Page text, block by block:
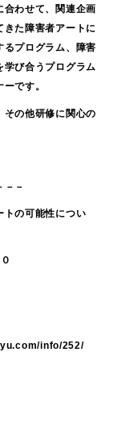
合わせて、関連企画
きた障害者アートに
るプログラム、障害
学び合うプログラム
です。
その他研修に関心の
－－
トの可能性につい
info/252/